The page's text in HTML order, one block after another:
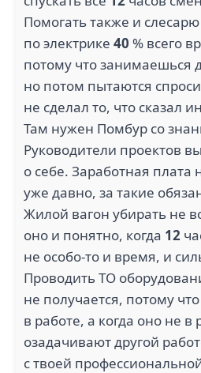
Помогать также и
по электрике 40 % всего
потому что занимаешься
но потом пытаются
не сделал то, что сказал
Там нужен Помбур со
Руководители проектов
о себе. Заработная плата
уже давно, за такие
Жилой вагон убирать не
оно и понятно, когда 12
не особо-то и время, и
Проводить ТО
не получается, потому
в работе, а когда оно не в
озадачивают другой
с твоей